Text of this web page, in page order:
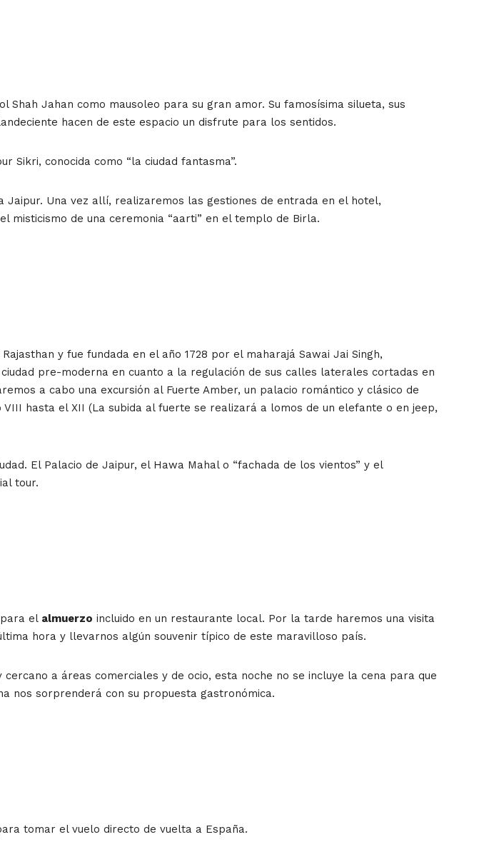
Jahan como mausoleo para su gran amor. Su famosísima silueta, sus
hacen de este espacio un disfrute para los sentidos.
Sikri, conocida como “la ciudad fantasma”.
Una vez allí, realizaremos las gestiones de entrada en el hotel,
misticismo de una ceremonia “aarti” en el templo de Birla.
y fue fundada en el año 1728 por el maharajá Sawai Jai Singh,
pre-moderna en cuanto a la regulación de sus calles laterales cortadas en
a cabo una excursión al Fuerte Amber, un palacio romántico y clásico de
hasta el XII (La subida al fuerte se realizará a lomos de un elefante o en jeep,
El Palacio de Jaipur, el Hawa Mahal o “fachada de los vientos” y el
tour.
el almuerzo incluido en un restaurante local. Por la tarde haremos una visita
hora y llevarnos algún souvenir típico de este maravilloso país.
a áreas comerciales y de ocio, esta noche no se incluye la cena para que
nos sorprenderá con su propuesta gastronómica.
tomar el vuelo directo de vuelta a España.